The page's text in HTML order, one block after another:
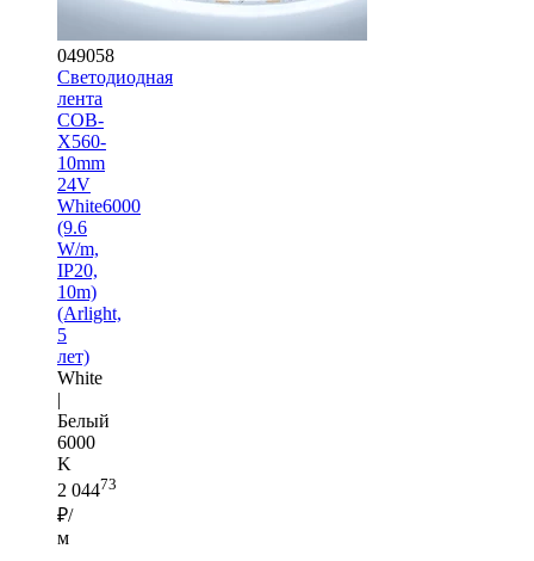
049058
Светодиодная
лента
COB-
X560-
10mm
24V
White6000
(9.6
W/m,
IP20,
10m)
(Arlight,
5
лет)
White
|
Белый
6000
K
2 04473
₽/
м